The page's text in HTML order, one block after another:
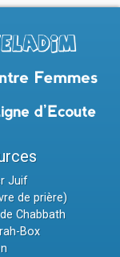
Juif
de prière)
Chabbath
Box